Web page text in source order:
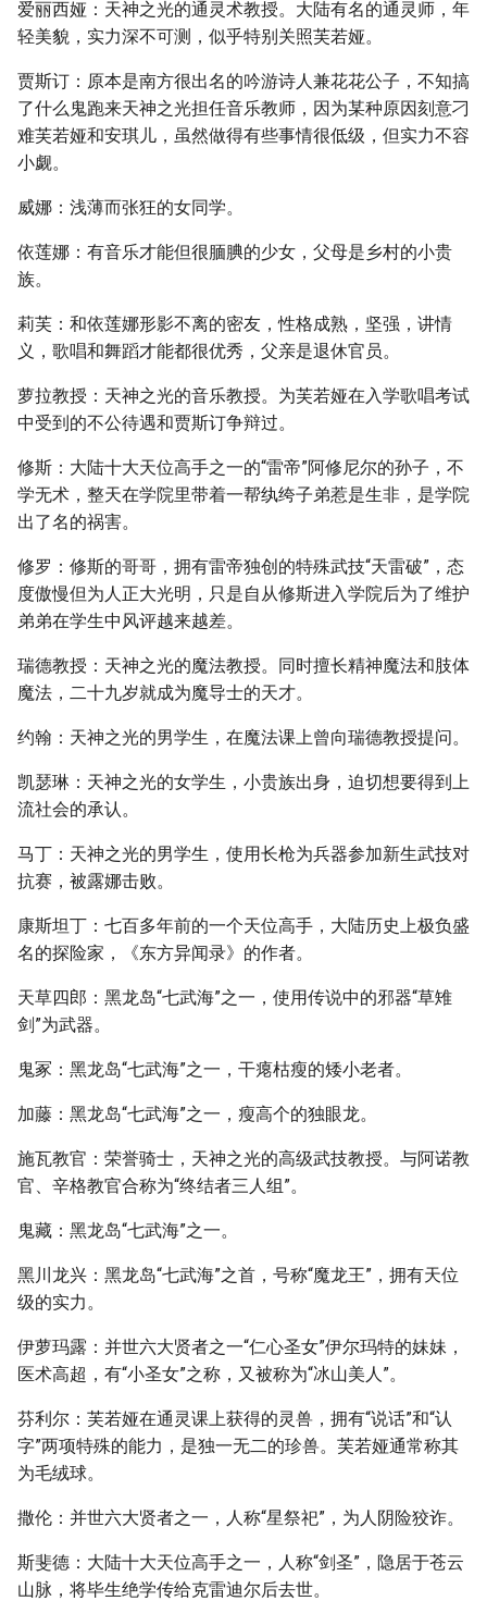
爱丽西娅：天神之光的通灵术教授。大陆有名的通灵师，年
轻美貌，实力深不可测，似乎特别关照芙若娅。
贾斯订：原本是南方很出名的吟游诗人兼花花公子，不知搞
了什么鬼跑来天神之光担任音乐教师，因为某种原因刻意刁
难芙若娅和安琪儿，虽然做得有些事情很低级，但实力不容
小觑。
威娜：浅薄而张狂的女同学。
依莲娜：有音乐才能但很腼腆的少女，父母是乡村的小贵
族。
莉芙：和依莲娜形影不离的密友，性格成熟，坚强，讲情
义，歌唱和舞蹈才能都很优秀，父亲是退休官员。
萝拉教授：天神之光的音乐教授。为芙若娅在入学歌唱考试
中受到的不公待遇和贾斯订争辩过。
修斯：大陆十大天位高手之一的“雷帝”阿修尼尔的孙子，不
学无术，整天在学院里带着一帮纨绔子弟惹是生非，是学院
出了名的祸害。
修罗：修斯的哥哥，拥有雷帝独创的特殊武技“天雷破”，态
度傲慢但为人正大光明，只是自从修斯进入学院后为了维护
弟弟在学生中风评越来越差。
瑞德教授：天神之光的魔法教授。同时擅长精神魔法和肢体
魔法，二十九岁就成为魔导士的天才。
约翰：天神之光的男学生，在魔法课上曾向瑞德教授提问。
凯瑟琳：天神之光的女学生，小贵族出身，迫切想要得到上
流社会的承认。
马丁：天神之光的男学生，使用长枪为兵器参加新生武技对
抗赛，被露娜击败。
康斯坦丁：七百多年前的一个天位高手，大陆历史上极负盛
名的探险家，《东方异闻录》的作者。
天草四郎：黑龙岛“七武海”之一，使用传说中的邪器“草雉
剑”为武器。
鬼冢：黑龙岛“七武海”之一，干瘪枯瘦的矮小老者。
加藤：黑龙岛“七武海”之一，瘦高个的独眼龙。
施瓦教官：荣誉骑士，天神之光的高级武技教授。与阿诺教
官、辛格教官合称为“终结者三人组”。
鬼藏：黑龙岛“七武海”之一。
黑川龙兴：黑龙岛“七武海”之首，号称“魔龙王”，拥有天位
级的实力。
伊萝玛露：并世六大贤者之一“仁心圣女”伊尔玛特的妹妹，
医术高超，有“小圣女”之称，又被称为“冰山美人”。
芬利尔：芙若娅在通灵课上获得的灵兽，拥有“说话”和“认
字”两项特殊的能力，是独一无二的珍兽。芙若娅通常称其
为毛绒球。
撒伦：并世六大贤者之一，人称“星祭祀”，为人阴险狡诈。
斯斐德：大陆十大天位高手之一，人称“剑圣”，隐居于苍云
山脉，将毕生绝学传给克雷迪尔后去世。